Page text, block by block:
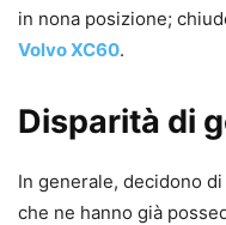
in nona posizione;
Volvo XC60.
Disparità di
In generale, decidono
che ne hanno già